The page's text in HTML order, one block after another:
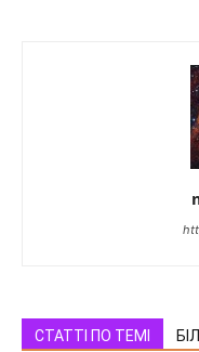
СТАТТІ ПО ТЕМІ